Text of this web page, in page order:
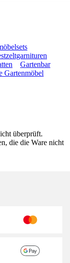
Gartenbar
Gartenmöbel
überprüft.
die die Ware nicht